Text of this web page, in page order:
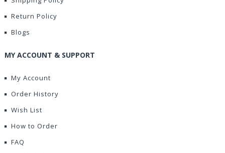
Return Policy
Blogs
MY ACCOUNT & SUPPORT
My Account
Order History
Wish List
How to Order
FAQ